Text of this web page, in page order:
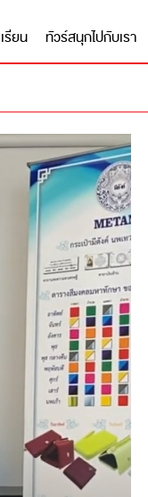
รียน ทัวร์สนุกไปกับเรา